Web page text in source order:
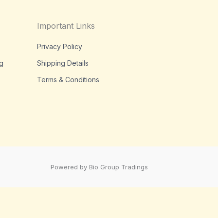
Important Links
Privacy Policy
Shipping Details
Terms & Conditions
Powered by Bio Group Tradings